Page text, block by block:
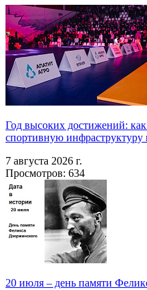
Год высоких достижений:
спортивную инфраструктуру
7 августа 2026 г.
Просмотров: 634
20 июля – день памяти